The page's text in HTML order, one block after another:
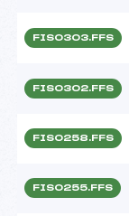
FIS0303.FFS
FIS0302.FFS
FIS0258.FFS
FIS0255.FFS